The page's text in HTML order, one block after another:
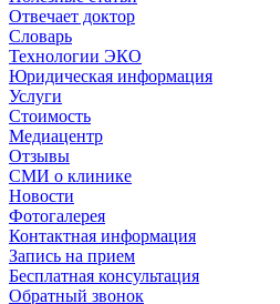
Отвечает доктор
Словарь
Технологии ЭКО
Юридическая информация
Услуги
Стоимость
Медиацентр
Отзывы
СМИ о клинике
Новости
Фотогалерея
Контактная информация
Запись на прием
Бесплатная консультация
Обратный звонок